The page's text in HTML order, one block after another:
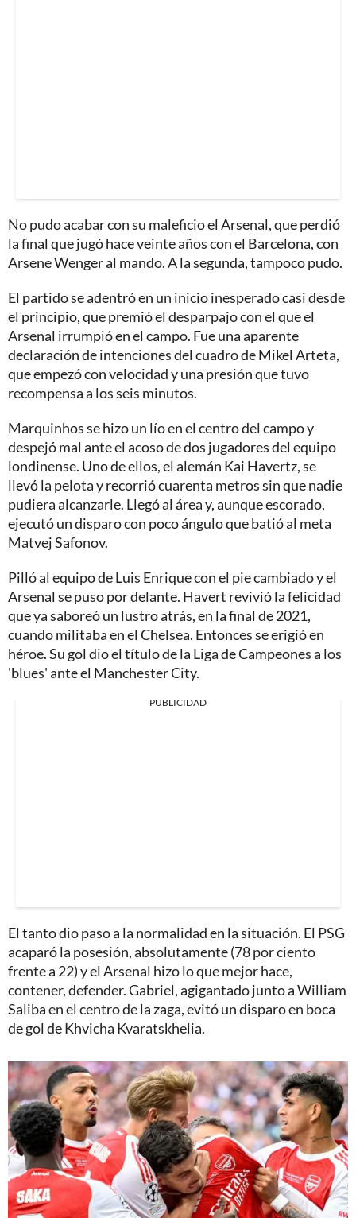
No pudo acabar con su maleficio el Arsenal, que perdió
la final que jugó hace veinte años con el Barcelona, con
Arsene Wenger al mando. A la segunda, tampoco pudo.
El partido se adentró en un inicio inesperado casi desde
el principio, que premió el desparpajo con el que el
Arsenal irrumpió en el campo. Fue una aparente
declaración de intenciones del cuadro de Mikel Arteta,
que empezó con velocidad y una presión que tuvo
recompensa a los seis minutos.
Marquinhos se hizo un lío en el centro del campo y
despejó mal ante el acoso de dos jugadores del equipo
londinense. Uno de ellos, el alemán Kai Havertz, se
llevó la pelota y recorrió cuarenta metros sin que nadie
pudiera alcanzarle. Llegó al área y, aunque escorado,
ejecutó un disparo con poco ángulo que batió al meta
Matvej Safonov.
Pilló al equipo de Luis Enrique con el pie cambiado y el
Arsenal se puso por delante. Havert revivió la felicidad
que ya saboreó un lustro atrás, en la final de 2021,
cuando militaba en el Chelsea. Entonces se erigió en
héroe. Su gol dio el título de la Liga de Campeones a los
'blues' ante el Manchester City.
PUBLICIDAD
El tanto dio paso a la normalidad en la situación. El PSG
acaparó la posesión, absolutamente (78 por ciento
frente a 22) y el Arsenal hizo lo que mejor hace,
contener, defender. Gabriel, agigantado junto a William
Saliba en el centro de la zaga, evitó un disparo en boca
de gol de Khvicha Kvaratskhelia.